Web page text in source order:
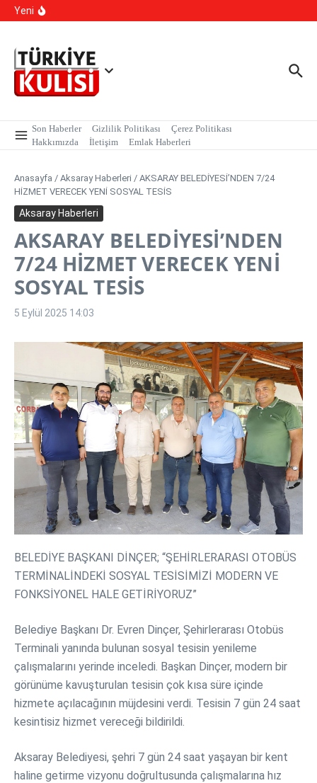
İçeriğe atla
Yeni
Son Haberler Gizlilik Politikası
Çerez Politikası
Hakkımızda
İletişim Emlak Haberleri
Anasayfa / Aksaray Haberleri / AKSARAY BELEDİYESİ’NDEN 7/24
HİZMET VERECEK YENİ SOSYAL TESİS
Aksaray Haberleri
AKSARAY BELEDİYESİ’NDEN
7/24 HİZMET VERECEK YENİ
SOSYAL TESİS
5 Eylül 2025 14:03
BELEDİYE BAŞKANI DİNÇER; “ŞEHİRLERARASI OTOBÜS
TERMİNALİNDEKİ SOSYAL TESİSİMİZİ MODERN VE
FONKSİYONEL HALE GETİRİYORUZ”
Belediye Başkanı Dr. Evren Dinçer, Şehirlerarası Otobüs
Terminali yanında bulunan sosyal tesisin yenileme
çalışmalarını yerinde inceledi. Başkan Dinçer, modern bir
görünüme kavuşturulan tesisin çok kısa süre içinde
hizmete açılacağının müjdesini verdi. Tesisin 7 gün 24 saat
kesintisiz hizmet vereceği bildirildi.
Aksaray Belediyesi, şehri 7 gün 24 saat yaşayan bir kent
haline getirme vizyonu doğrultusunda çalışmalarına hız